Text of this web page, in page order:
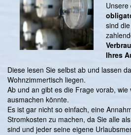
Unsere
sind
Ihres
Diese lesen Sie selbst ab und lassen
Wohnzimmertisch liegen.
Ab und an gibt es die Frage vorab, wie
ausmachen könnte.
Es ist gar nicht so einfach, eine
Stromkosten zu machen, da Sie alle
sind und jeder seine eigene